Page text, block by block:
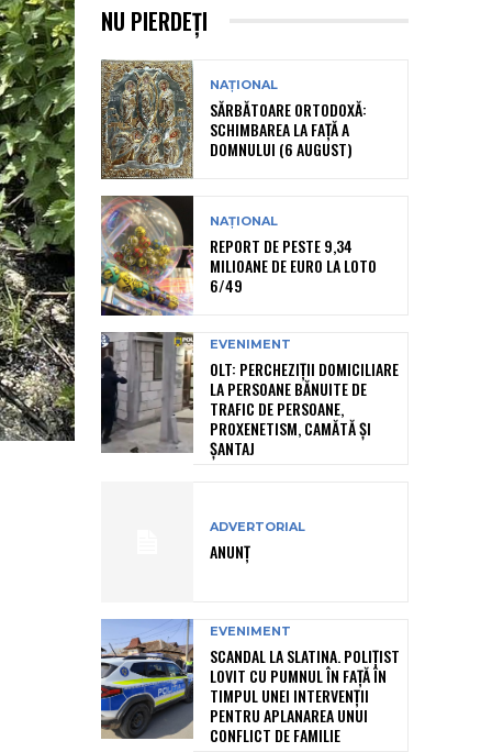
NU PIERDEȚI
NAȚIONAL
SĂRBĂTOARE ORTODOXĂ:
SCHIMBAREA LA FAȚĂ A
DOMNULUI (6 AUGUST)
NAȚIONAL
REPORT DE PESTE 9,34
MILIOANE DE EURO LA LOTO
6/49
EVENIMENT
OLT: PERCHEZIŢII DOMICILIARE
LA PERSOANE BĂNUITE DE
TRAFIC DE PERSOANE,
PROXENETISM, CAMĂTĂ ŞI
ŞANTAJ
ADVERTORIAL
ANUNȚ
EVENIMENT
SCANDAL LA SLATINA. POLIȚIST
LOVIT CU PUMNUL ÎN FAȚĂ ÎN
TIMPUL UNEI INTERVENȚII
PENTRU APLANAREA UNUI
CONFLICT DE FAMILIE